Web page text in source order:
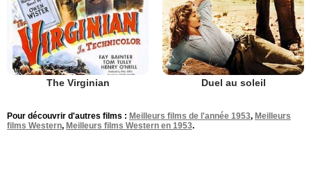
The Virginian Duel au soleil
Pour découvrir d'autres films : Meilleurs films de l'année 1953, Meilleurs
films Western, Meilleurs films Western en 1953.